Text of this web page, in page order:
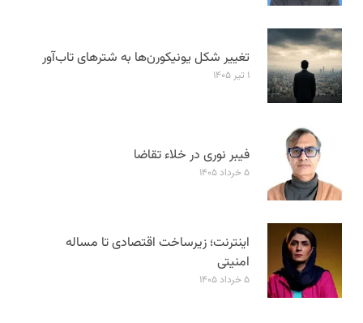
تغییر شکل یونیکورن‌ها به شترهای تاب‌آور
۱ تیر ۱۴۰۵
فیبر نوری در خلاء تقاضا
۵ خرداد ۱۴۰۵
اینترنت؛ زیرساخت اقتصادی تا مساله
امنیتی
۵ خرداد ۱۴۰۵